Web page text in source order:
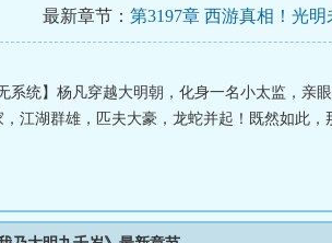
最新章节： 第3197章 西游真相！光明
来！
系统】杨凡穿越大明朝，化身一名小太监，亲
江湖群雄，匹夫大豪，龙蛇并起！既然如此，